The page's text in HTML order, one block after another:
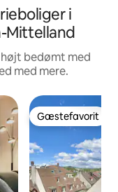
i
Mittelland
bedømt med
med mere.
Gæstefavorit
Gæstefavorit